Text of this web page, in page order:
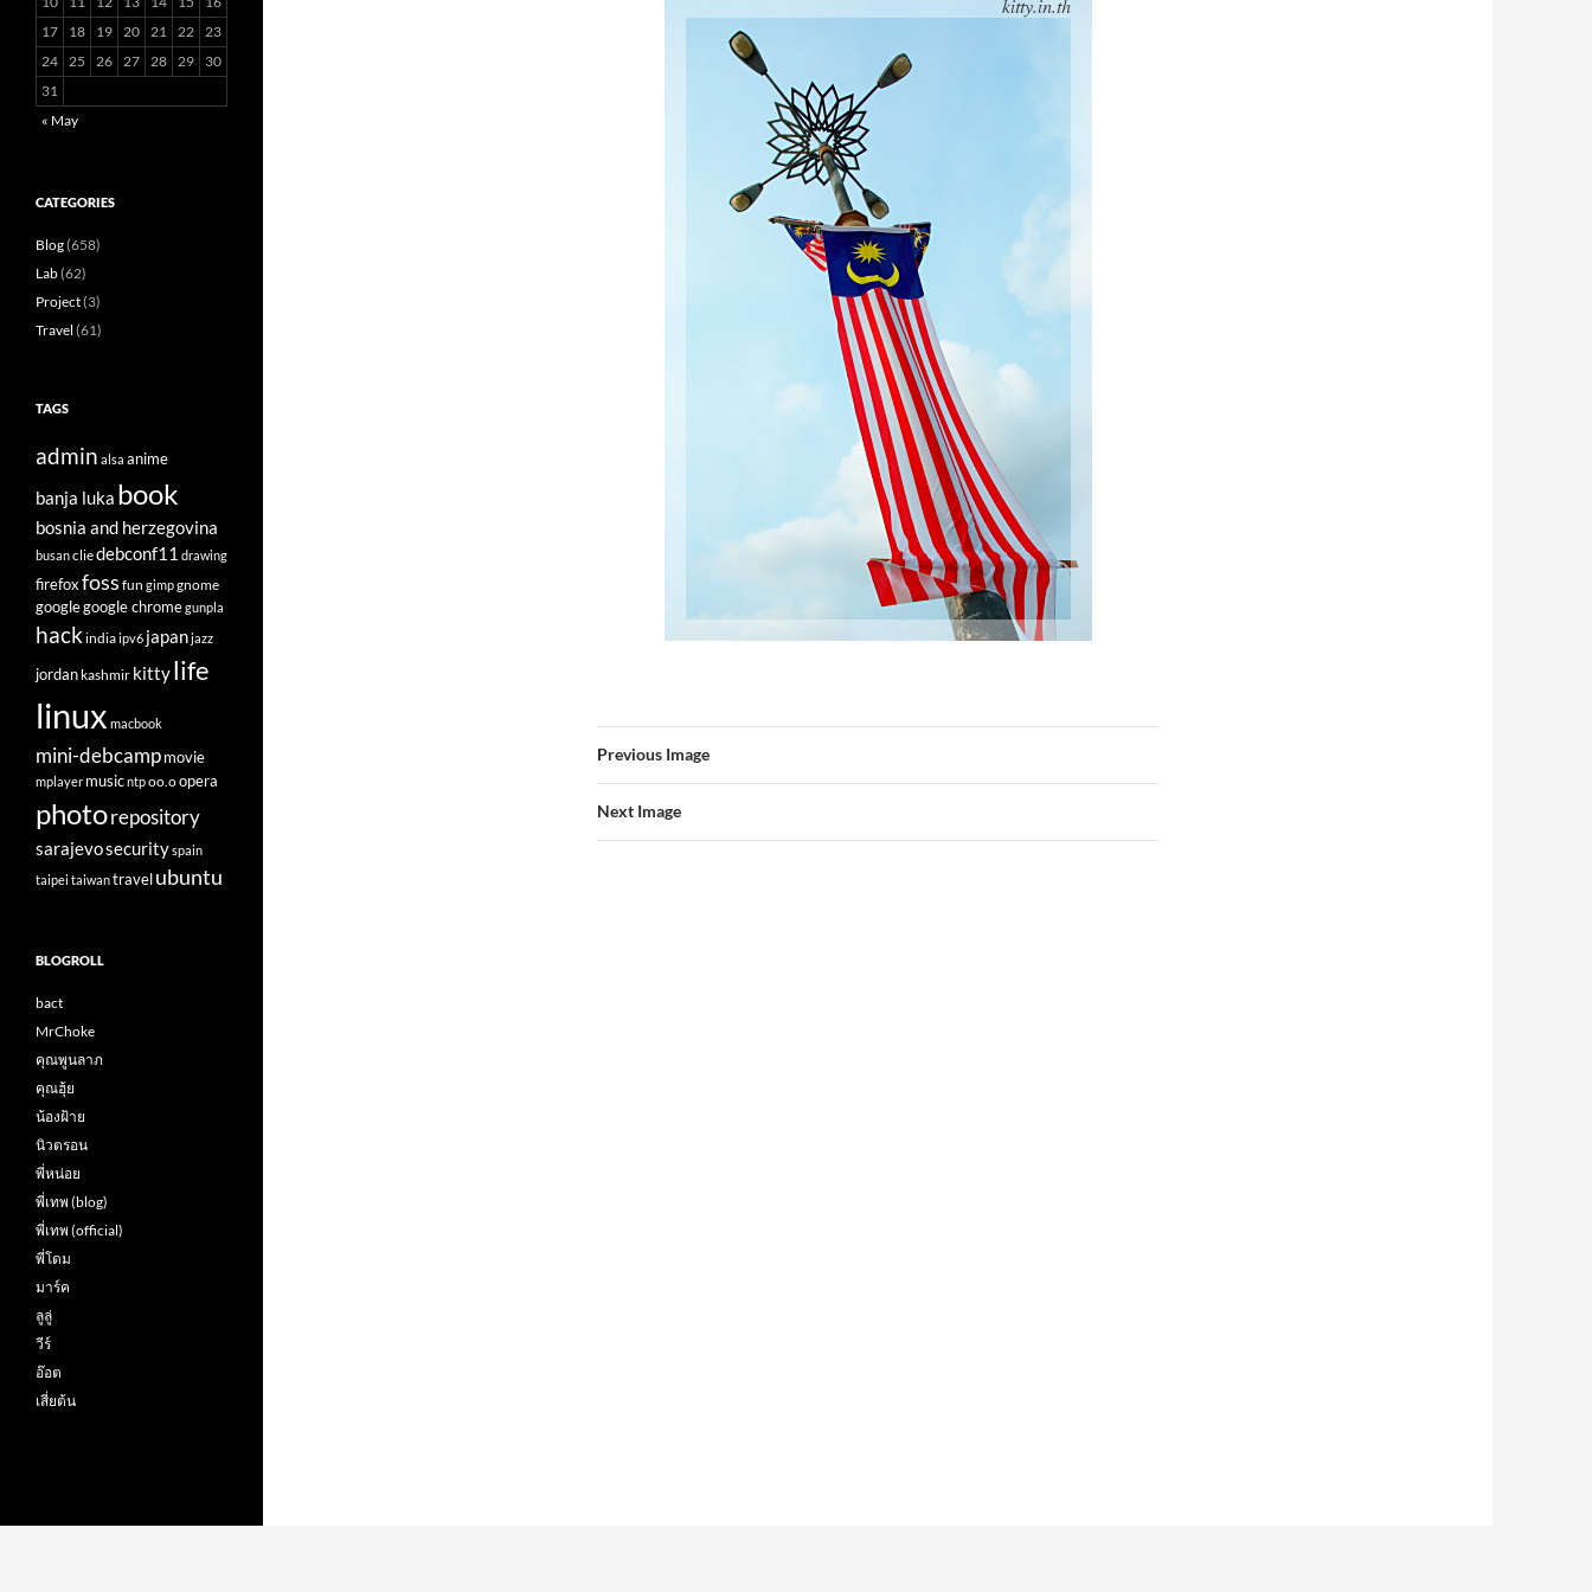
Previous Image
Next Image
17
18 19 20 21 22 23
24 25 26 27 28 29
30
31
« May
CATEGORIES
Blog(658)
Lab(62)
Project(3)
Travel (61)
TAGS
admin alsa anime
banja luka book
bosnia and herzegovina
busancliedebconf11 drawing
firefoxfoss fun gimpgnome
googlegoogle chromegunpla
hackindiaipv6 japanjazz
jordankashmir kittylife
linux macbook
mini-debcampmovie
mplayer musicntpoo.oopera
photorepository
sarajevosecurityspain
taipei taiwantravelubuntu
BLOGROLL
bact
MrChoke
คุณพูนลาภ
คุณฮุ้ย
น้องฝ้าย
นิวตรอน
พี่หน่อย
พี่เทพ (blog)
พี่เทพ (official)
พี่โดม
มาร์ค
ลูลู่
วีร์
อ๊อต
เสี่ยต้น